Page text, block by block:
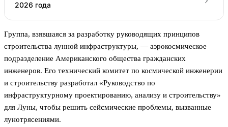
2026 года
Группа, взявшаяся за разработку руководящих принципов
строительства лунной инфраструктуры, — аэрокосмическое
подразделение Американского общества гражданских
инженеров. Его технический комитет по космической инженерии
и строительству разработал «Руководство по
инфраструктурному проектированию, анализу и строительству»
для Луны, чтобы решить сейсмические проблемы, вызванные
лунотрясениями.